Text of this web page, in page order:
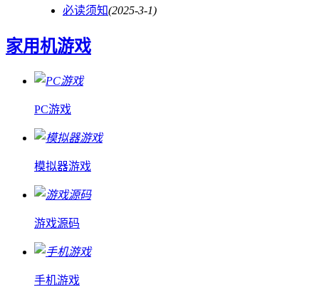
必读须知(2025-3-1)
家用机游戏
PC游戏
模拟器游戏
游戏源码
手机游戏